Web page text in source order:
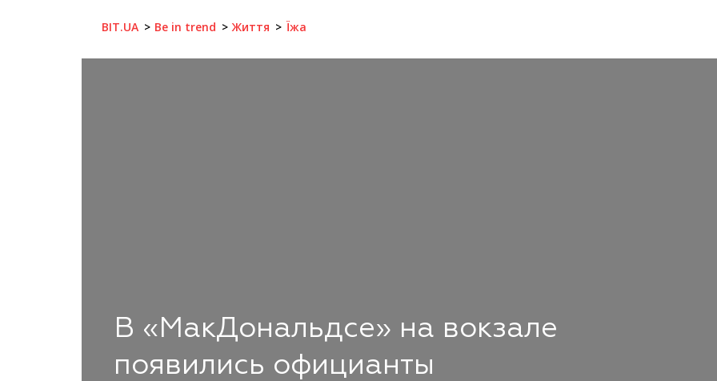
BIT.UA Be in trend Життя Їжа
В «МакДональдсе» на вокзале
появились официанты